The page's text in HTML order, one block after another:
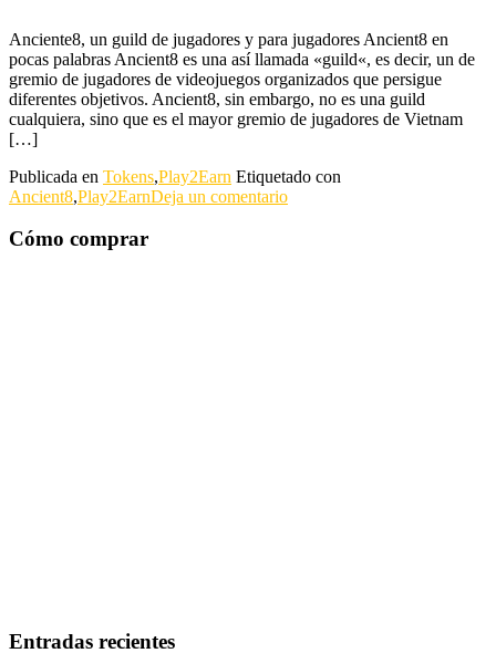
Anciente8, un guild de jugadores y para jugadores Ancient8 en
pocas palabras Ancient8 es una así llamada «guild«, es decir, un de
gremio de jugadores de videojuegos organizados que persigue
diferentes objetivos. Ancient8, sin embargo, no es una guild
cualquiera, sino que es el mayor gremio de jugadores de Vietnam
[…]
Publicada en Tokens,Play2Earn Etiquetado con
Ancient8,Play2EarnDeja un comentario
Cómo comprar
Entradas recientes